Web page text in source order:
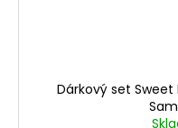
Dárkový set Sweet